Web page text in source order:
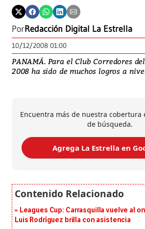
PorRedacción Digital La Estrella
10/12/2008 01:00
PANAMÁ. Para el Club Corredores
2008 ha sido de muchos logros a
Encuentra más de nuestra cobertura
de búsqueda.
Agrega La Estrella en
Leagues Cup: Carrasquilla vuelve al
Luis Rodríguez brilla con asistencia